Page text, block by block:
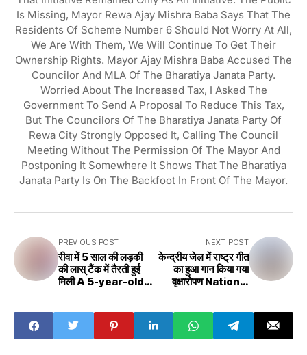
Is Missing, Mayor Rewa Ajay Mishra Baba Says That The
Residents Of Scheme Number 6 Should Not Worry At All,
We Are With Them, We Will Continue To Get Their
Ownership Rights. Mayor Ajay Mishra Baba Accused The
Councilor And MLA Of The Bharatiya Janata Party.
Worried About The Increased Tax, I Asked The
Government To Send A Proposal To Reduce This Tax,
But The Councilors Of The Bharatiya Janata Party Of
Rewa City Strongly Opposed It, Calling The Council
Meeting Without The Permission Of The Mayor And
Postponing It Somewhere It Shows That The Bharatiya
Janata Party Is On The Backfoot In Front Of The Mayor.
PREVIOUS POST
रीवा में 5 साल की लड़की
की लास् टैंक में तैरती हुई
मिली A 5-year-old
last tank in Rewa
NEXT POST
केन्द्रीय जेल में राष्ट्र गीत
का हुआ गान किया गया
वृक्षारोपण National
plantation was
done